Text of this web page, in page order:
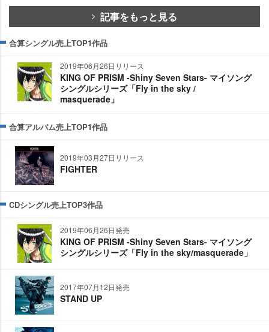
記事をもっと見る
合算シングル売上TOP1作品
2019年06月26日リリース
KING OF PRISM -Shiny Seven Stars- マイソング
シングルシリーズ「Fly in the sky /
masquerade」
合算アルバム売上TOP1作品
2019年03月27日リリース
FIGHTER
CDシングル売上TOP3作品
2019年06月26日発売
KING OF PRISM -Shiny Seven Stars- マイソング
シングルシリーズ「Fly in the sky/masquerade」
2017年07月12日発売
STAND UP